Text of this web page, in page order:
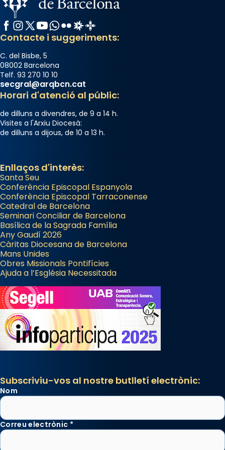
Facebook
Instagram
X / Twitter
YouTube
WhatsApp
FlickrRadio Estel
Catalunya Cristiana
Contacte i suggeriments:
C. del Bisbe, 5
08002 Barcelona
Telf. 93 270 10 10
secgral@arqbcn.cat
Horari d'atenció al públic:
de dilluns a divendres, de 9 a 14 h.
Visites a l'Arxiu Diocesà:
de dilluns a dijous, de 10 a 13 h.
Enllaços d'interès:
Santa Seu
Conferència Episcopal Espanyola
Conferència Episcopal Tarraconense
Catedral de Barcelona
Seminari Conciliar de Barcelona
Basílica de la Sagrada Família
Any Gaudí 2026
Càritas Diocesana de Barcelona
Mans Unides
Obres Missionals Pontifícies
Ajuda a l’Església Necessitada
Subscriviu-vos al nostre butlletí electrònic:
Nom
Correu electrònic *